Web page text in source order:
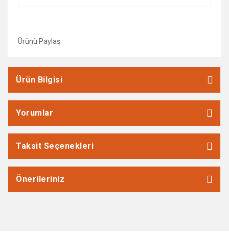
Ürünü Paylaş
Ürün Bilgisi
Yorumlar
Taksit Seçenekleri
Önerileriniz